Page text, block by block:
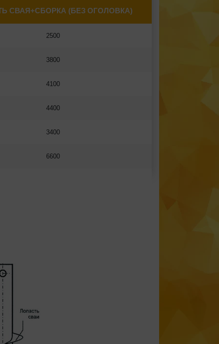
СВАЯ+СБОРКА (БЕЗ ОГОЛОВКА)
2500
3800
4100
4400
3400
6600